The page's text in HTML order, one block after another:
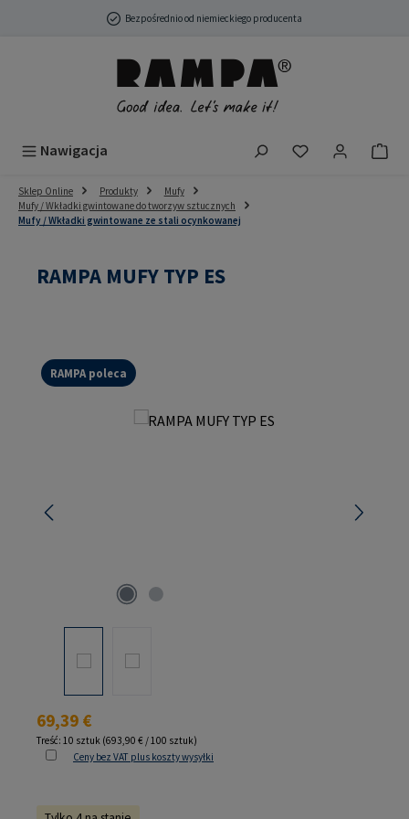
Przejdź do głównej zawartościBezpośrednio od niemieckiego producenta
Nawigacja Masz 0
Sklep Online Produkty
Mufy
Mufy / Wkładki gwintowane do tworzyw sztucznych
Mufy / Wkładki gwintowane ze stali ocynkowanej
RAMPA MUFY TYP ES
RAMPA poleca
Pomiń galerię zdjęć
Cena regularna:
69,39 €
Treść: 10 sztuk (693,90 € / 100 sztuk)
Ceny bez VAT plus koszty wysyłki